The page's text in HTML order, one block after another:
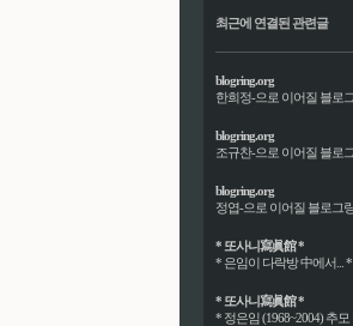
최근에 연결된 관련글
blogring.org
한희정-으로 이어질 블로
blogring.org
조규찬-으로 이어질 블로
blogring.org
정엽-으로 이어질 블로그
* 또사니寫眞館 *
* 은임이 다락방 中에서... *
* 또사니寫眞館 *
* 정은임 (1968~2004) 추